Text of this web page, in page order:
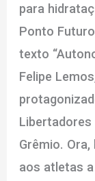
para
Ponto
texto
Felipe
Libertadores
Grêmio.
aos atletas